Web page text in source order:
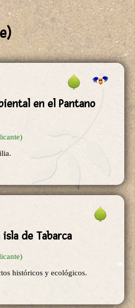
en el Pantano
de Tabarca
históricos y ecológicos.